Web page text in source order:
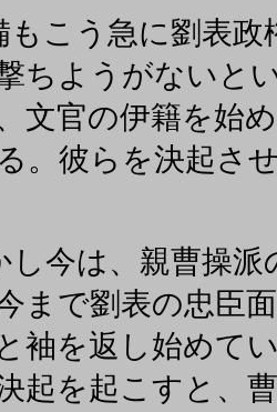
もこう急に劉表
ちようがないと
文官の伊籍を始
。彼らを決起さ
し今は、親曹操
まで劉表の忠臣
袖を返し始めて
起を起こすと、